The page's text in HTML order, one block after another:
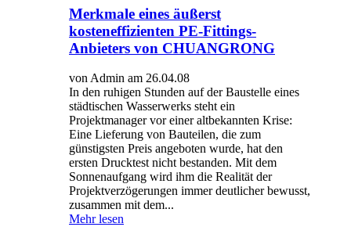
Merkmale eines äußerst
kosteneffizienten PE-Fittings-
Anbieters von CHUANGRONG
von Admin am 26.04.08
In den ruhigen Stunden auf der Baustelle eines
städtischen Wasserwerks steht ein
Projektmanager vor einer altbekannten Krise:
Eine Lieferung von Bauteilen, die zum
günstigsten Preis angeboten wurde, hat den
ersten Drucktest nicht bestanden. Mit dem
Sonnenaufgang wird ihm die Realität der
Projektverzögerungen immer deutlicher bewusst,
zusammen mit dem...
Mehr lesen